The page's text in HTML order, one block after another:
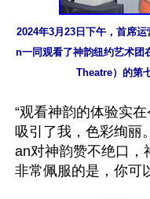
2024年3月23日下午，首席
n一同观看了神韵纽约艺术团
Theatre）的第
“观看神韵的体验实
吸引了我，色彩绚丽
an对神韵赞不绝口，
非常佩服的是，你可